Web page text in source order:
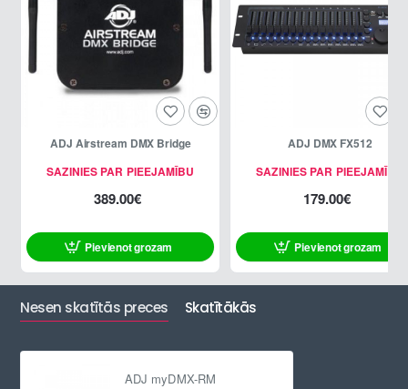
SAZINIES PAR PIEEJAMĪBU
ADJ Airstream DMX Bridge
389.00€
Pievienot grozam
SAZINIES PAR PIEEJAMĪBU
ADJ DMX FX512
179.00€
Pievienot grozam
Nesen skatītās preces Skatītākās
ADJ myDMX-RM